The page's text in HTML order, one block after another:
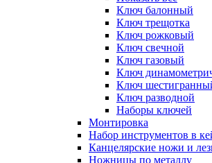
Ключ балонный
Ключ трещотка
Ключ рожковый
Ключ свечной
Ключ газовый
Ключ
Ключ
Ключ разводной
Наборы ключей
Монтировка
Набор инструментов в
Канцелярские ножи и
Ножницы по металлу